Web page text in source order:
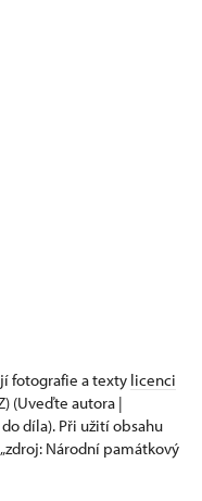
fotografie a texty licenci
(Uveďte autora |
díla). Při užití obsahu
Národní památkový